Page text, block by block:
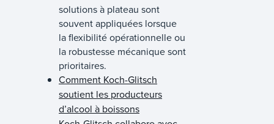
solutions à plateau sont
souvent appliquées lorsque
la flexibilité opérationnelle ou
la robustesse mécanique sont
prioritaires.
Comment Koch-Glitsch
soutient les producteurs
d’alcool à boissons